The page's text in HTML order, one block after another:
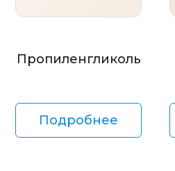
Пропиленгликоль
Подробнее